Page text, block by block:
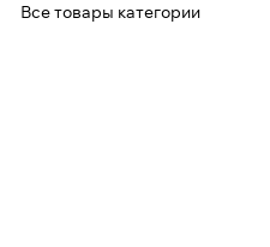
Все товары категории